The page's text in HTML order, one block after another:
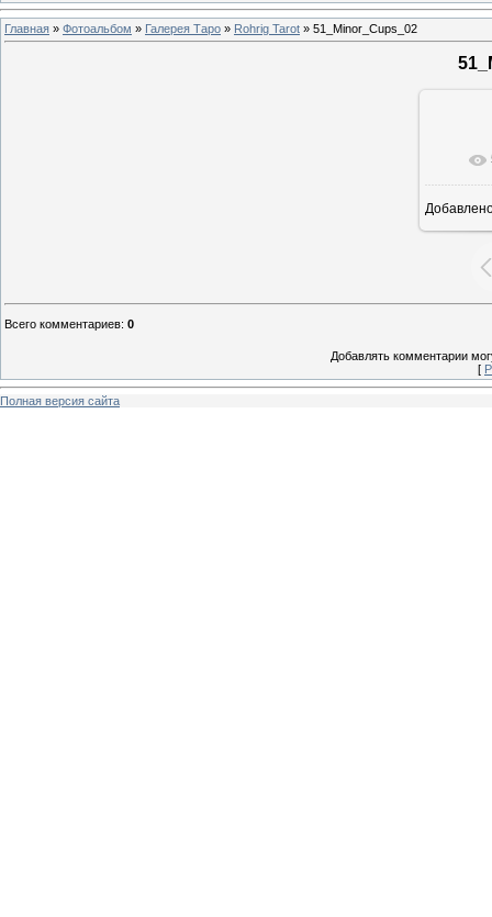
Главная » Фотоальбом » Галерея Таро » Rohrig Tarot » 51_Minor_Cups_02
Всего комментариев: 0
Добавлять комментарии
[
Полная версия сайта